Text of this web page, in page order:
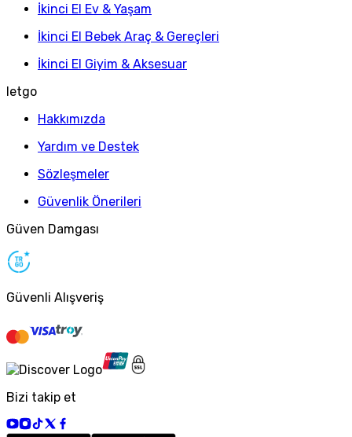
İkinci El Ev & Yaşam
İkinci El Bebek Araç & Gereçleri
İkinci El Giyim & Aksesuar
letgo
Hakkımızda
Yardım ve Destek
Sözleşmeler
Güvenlik Önerileri
Güven Damgası
Güvenli Alışveriş
Bizi takip et